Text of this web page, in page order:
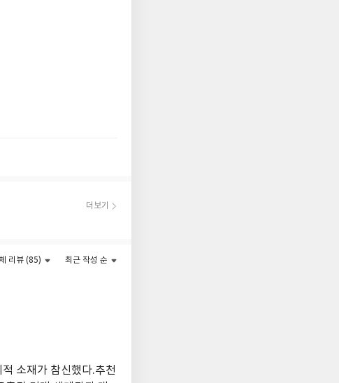
녹여 낸다. 현재 유니버
더보기
리뷰 (85) 최근 작성 순
소재가 참신했다.추천